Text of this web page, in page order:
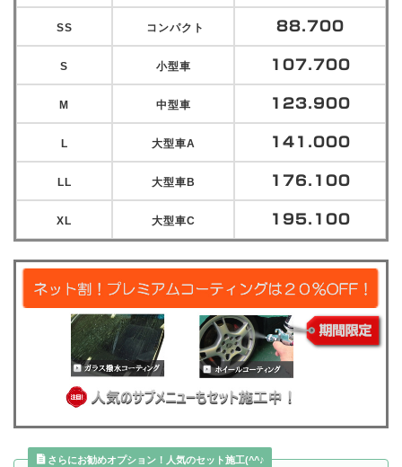
SS コンパクト 88.700
S 小型車 107.700
M 中型車 123.900
L 大型車A 141.000
LL 大型車B 176.100
XL 大型車C 195.100
さらにお勧めオプション！人気のセット施工(^^♪